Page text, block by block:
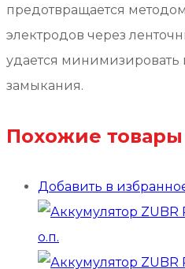
предотвращается
электродов через
удается минимизировать
замыкания.
Похожие товары
Добавить в